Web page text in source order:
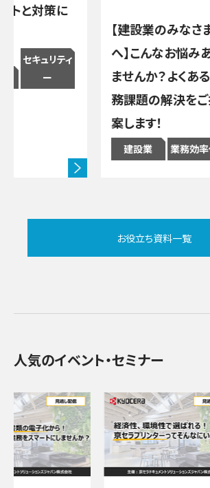
と対策に
セキュリティ
【建設業のみなさま
へ】こんなお悩みあり
ませんか？よくある業
務課題の解決をご提
案します！
建設業 業務効率化
お役立ち資料一覧
人気のイベント・セミナー